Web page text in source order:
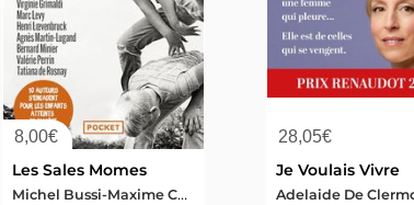
8,00€
Les Sales Momes
Michel Bussi-Maxime Chattam-Adelaide De Clermont-tonnerre-Virginie Grimaldi-Marc Levy-Henri Loevenbruck
28,05€
Je Voulais Vivre